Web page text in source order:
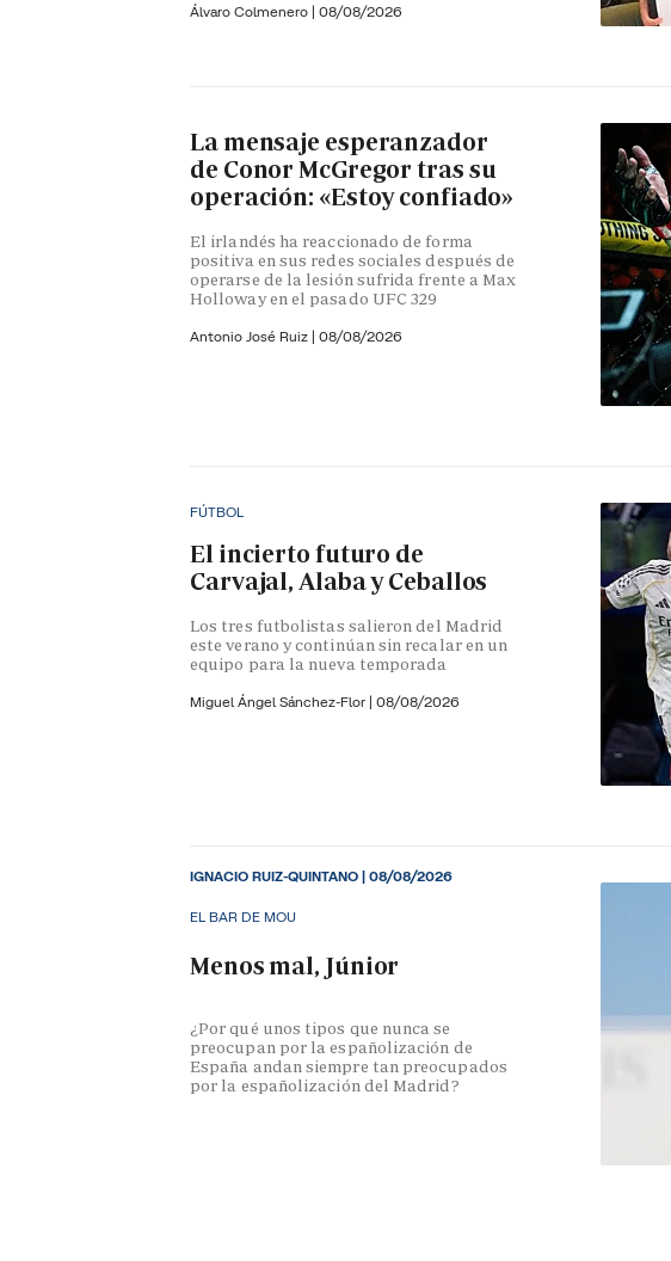
Álvaro Colmenero | 08/08/2026
La mensaje esperanzador
de Conor McGregor tras su
operación: «Estoy confiado»
El irlandés ha reaccionado de forma
positiva en sus redes sociales después de
operarse de la lesión sufrida frente a Max
Holloway en el pasado UFC 329
Antonio José Ruiz | 08/08/2026
FÚTBOL
El incierto futuro de
Carvajal, Alaba y Ceballos
Los tres futbolistas salieron del Madrid
este verano y continúan sin recalar en un
equipo para la nueva temporada
Miguel Ángel Sánchez-Flor | 08/08/2026
EL BAR DE MOU
Menos mal, Júnior
¿Por qué unos tipos que nunca se
preocupan por la españolización de
España andan siempre tan preocupados
por la españolización del Madrid?
IGNACIO RUIZ-QUINTANO|08/08/2026